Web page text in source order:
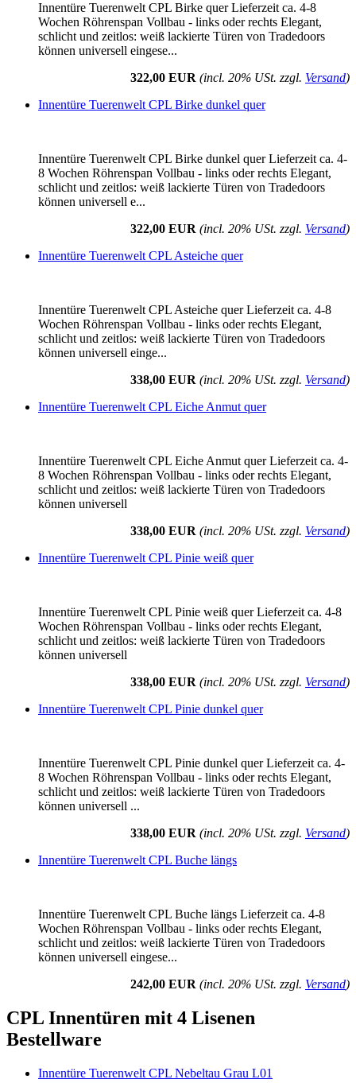
Innentüre Tuerenwelt CPL Birke quer Lieferzeit ca. 4-8
Wochen Röhrenspan Vollbau - links oder rechts Elegant,
schlicht und zeitlos: weiß lackierte Türen von Tradedoors
können universell eingese...
322,00 EUR (incl. 20% USt. zzgl. Versand)
Innentüre Tuerenwelt CPL Birke dunkel quer
Innentüre Tuerenwelt CPL Birke dunkel quer Lieferzeit ca. 4-
8 Wochen Röhrenspan Vollbau - links oder rechts Elegant,
schlicht und zeitlos: weiß lackierte Türen von Tradedoors
können universell e...
322,00 EUR (incl. 20% USt. zzgl. Versand)
Innentüre Tuerenwelt CPL Asteiche quer
Innentüre Tuerenwelt CPL Asteiche quer Lieferzeit ca. 4-8
Wochen Röhrenspan Vollbau - links oder rechts Elegant,
schlicht und zeitlos: weiß lackierte Türen von Tradedoors
können universell einge...
338,00 EUR (incl. 20% USt. zzgl. Versand)
Innentüre Tuerenwelt CPL Eiche Anmut quer
Innentüre Tuerenwelt CPL Eiche Anmut quer Lieferzeit ca. 4-
8 Wochen Röhrenspan Vollbau - links oder rechts Elegant,
schlicht und zeitlos: weiß lackierte Türen von Tradedoors
können universell
338,00 EUR (incl. 20% USt. zzgl. Versand)
Innentüre Tuerenwelt CPL Pinie weiß quer
Innentüre Tuerenwelt CPL Pinie weiß quer Lieferzeit ca. 4-8
Wochen Röhrenspan Vollbau - links oder rechts Elegant,
schlicht und zeitlos: weiß lackierte Türen von Tradedoors
können universell
338,00 EUR (incl. 20% USt. zzgl. Versand)
Innentüre Tuerenwelt CPL Pinie dunkel quer
Innentüre Tuerenwelt CPL Pinie dunkel quer Lieferzeit ca. 4-
8 Wochen Röhrenspan Vollbau - links oder rechts Elegant,
schlicht und zeitlos: weiß lackierte Türen von Tradedoors
können universell ...
338,00 EUR (incl. 20% USt. zzgl. Versand)
Innentüre Tuerenwelt CPL Buche längs
Innentüre Tuerenwelt CPL Buche längs Lieferzeit ca. 4-8
Wochen Röhrenspan Vollbau - links oder rechts Elegant,
schlicht und zeitlos: weiß lackierte Türen von Tradedoors
können universell eingese...
242,00 EUR (incl. 20% USt. zzgl. Versand)
CPL Innentüren mit 4 Lisenen
Bestellware
Innentüre Tuerenwelt CPL Nebeltau Grau L01